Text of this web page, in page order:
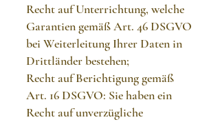
Recht auf Unterrichtung, welche
Garantien gemäß Art. 46 DSGVO
bei Weiterleitung Ihrer Daten in
Drittländer bestehen;
Recht auf Berichtigung gemäß
Art. 16 DSGVO: Sie haben ein
Recht auf unverzügliche